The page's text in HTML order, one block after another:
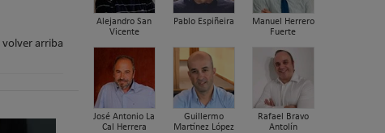
volver arriba
Alejandro San
Vicente
Pablo Espiñeira
Manuel Herrero
Fuerte
José Antonio La
Cal Herrera
Guillermo
Martínez López
Rafael Bravo
Antolín